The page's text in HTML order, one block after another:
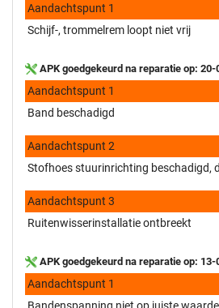
Aandachtspunt 1
Schijf-, trommelrem loopt niet vrij
APK goedgekeurd na reparatie op:
Aandachtspunt 1
Band beschadigd
Aandachtspunt 2
Stofhoes stuurinrichting beschadigd,
Aandachtspunt 3
Ruitenwisserinstallatie ontbreekt
APK goedgekeurd na reparatie op:
Aandachtspunt 1
Bandenspanning niet op juiste waarde